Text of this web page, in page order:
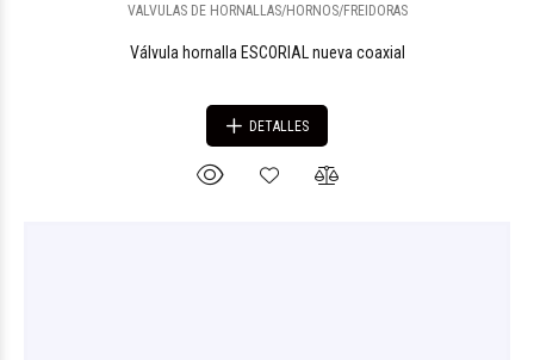
VALVULAS DE HORNALLAS/HORNOS/FREIDORAS
Válvula hornalla ESCORIAL nueva coaxial
DETALLES